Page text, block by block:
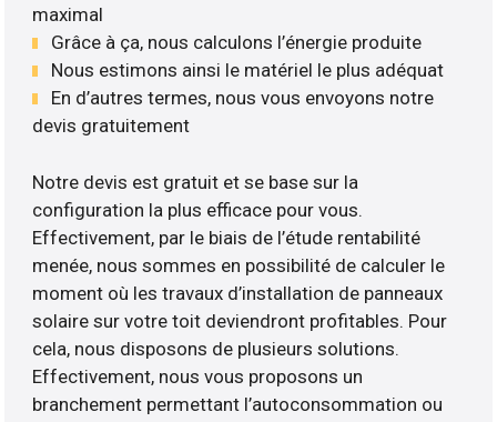
maximal
Grâce à ça, nous calculons l’énergie produite
Nous estimons ainsi le matériel le plus adéquat
En d’autres termes, nous vous envoyons notre
devis gratuitement
Notre devis est gratuit et se base sur la
configuration la plus efficace pour vous.
Effectivement, par le biais de l’étude rentabilité
menée, nous sommes en possibilité de calculer le
moment où les travaux d’installation de panneaux
solaire sur votre toit deviendront profitables. Pour
cela, nous disposons de plusieurs solutions.
Effectivement, nous vous proposons un
branchement permettant l’autoconsommation ou